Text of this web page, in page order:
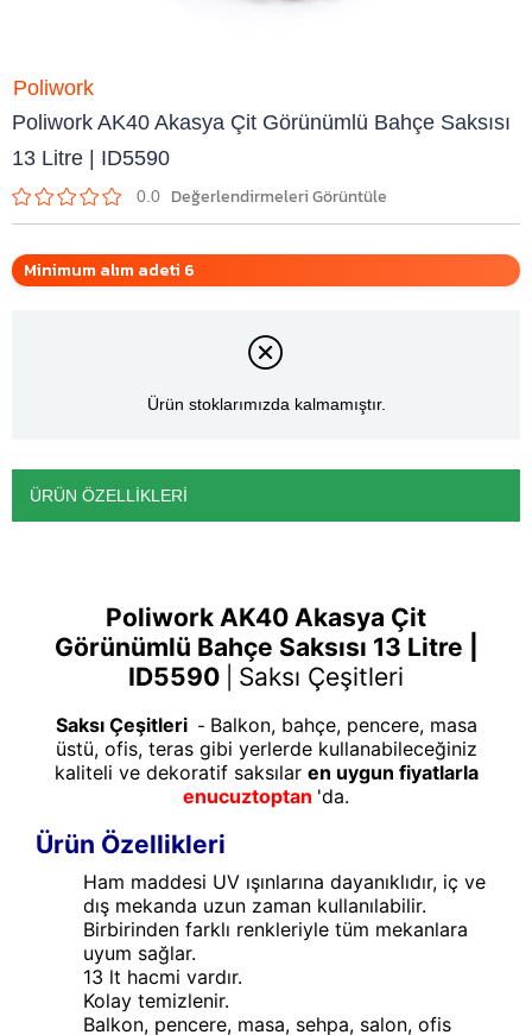
Poliwork AK40 Akasya Çit Görünümlü Bahçe Saksısı
13 Litre | ID5590
0.0
Poliwork
Minimum alım adeti 6
Ürün stoklarımızda kalmamıştır.
ÜRÜN ÖZELLIKLERI
Poliwork AK40 Akasya Çit
Görünümlü Bahçe Saksısı 13 Litre |
ID5590
Saksı Çeşitleri
Saksı Çeşitleri - Balkon, bahçe, pencere, masa
üstü, ofis, teras gibi yerlerde kullanabileceğiniz
kaliteli ve dekoratif saksılar en uygun fiyatlarla
enucuztoptan 'da.
Ürün Özellikleri
Ham maddesi UV ışınlarına dayanıklıdır, iç ve
dış mekanda uzun zaman kullanılabilir.
Birbirinden farklı renkleriyle tüm mekanlara
uyum sağlar.
13 lt hacmi vardır.
Kolay temizlenir.
Balkon, pencere, masa, sehpa, salon, ofis